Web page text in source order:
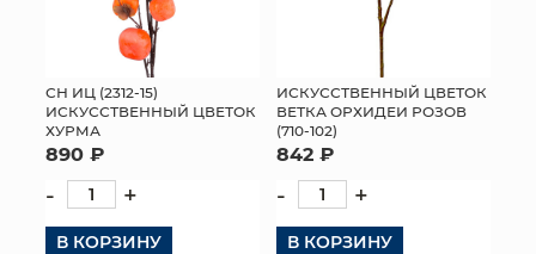
СН ИЦ (2312-15)
ИСКУССТВЕННЫЙ ЦВЕТОК
ХУРМА
890 ₽
- +
В КОРЗИНУ
ИСКУССТВЕННЫЙ ЦВЕТОК
ВЕТКА ОРХИДЕИ РОЗОВ
(710-102)
842 ₽
- +
В КОРЗИНУ